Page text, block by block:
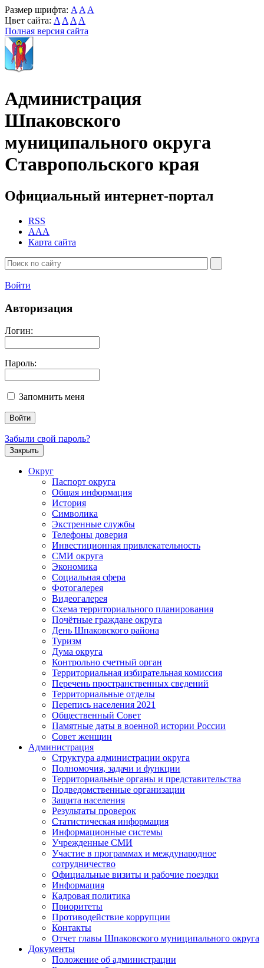
Размер шрифта: A A A
Цвет сайта: A A A A
Полная версия сайта
Администрация
Шпаковского
муниципального округа
Ставропольского края
Официальный интернет-портал
RSS
AAA
Карта сайта
Войти
Авторизация
Логин:
Пароль:
Запомнить меня
Забыли свой пароль?
Закрыть
Округ
Паспорт округа
Общая информация
История
Символика
Экстренные службы
Телефоны доверия
Инвестиционная привлекательность
СМИ округа
Экономика
Социальная сфера
Фотогалерея
Видеогалерея
Схема территориального планирования
Почётные граждане округа
День Шпаковского района
Туризм
Дума округа
Контрольно счетный орган
Территориальная избирательная комиссия
Перечень пространственных сведений
Территориальные отделы
Перепись населения 2021
Общественный Совет
Памятные даты в военной истории России
Совет женщин
Администрация
Структура администрации округа
Полномочия, задачи и функции
Территориальные органы и представительства
Подведомственные организации
Защита населения
Результаты проверок
Статистическая информация
Информационные системы
Учрежденные СМИ
Участие в программах и международное
сотрудничество
Официальные визиты и рабочие поездки
Информация
Кадровая политика
Приоритеты
Противодействие коррупции
Контакты
Отчет главы Шпаковского муниципального округа
Документы
Положение об администрации